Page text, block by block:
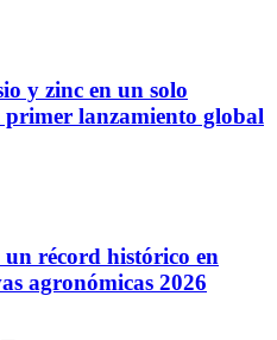
y zinc en un solo
lanzamiento global
récord histórico en
agronómicas 2026